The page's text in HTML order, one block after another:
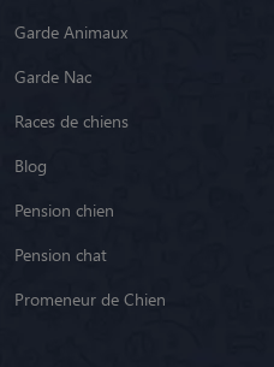
Garde Animaux
Garde Nac
Races de chiens
Blog
Pension chien
Pension chat
Promeneur de Chien